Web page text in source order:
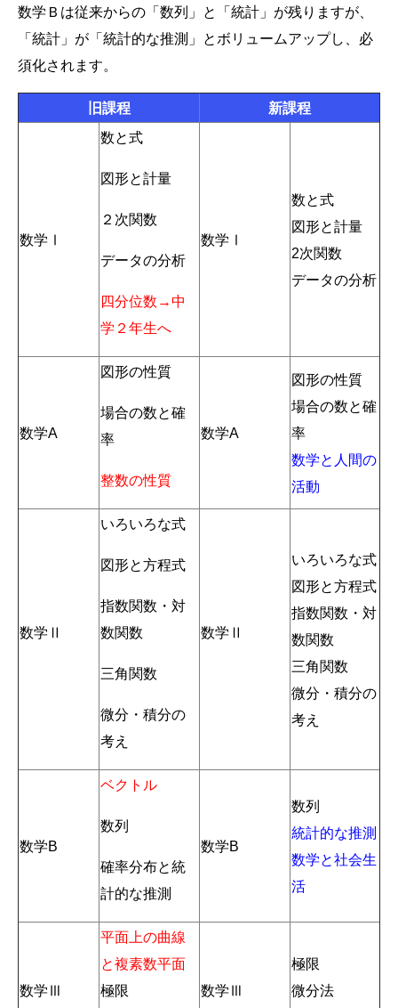
数学Ｂは従来からの「数列」と「統計」が残りますが、
「統計」が「統計的な推測」とボリュームアップし、必
須化されます。
旧課程 新課程
数学Ⅰ
数と式
図形と計量
２次関数
データの分析
四分位数→中
学２年生へ
数学Ⅰ
数と式
図形と計量
2次関数
データの分析
数学A
図形の性質
場合の数と確
率
整数の性質
数学A
図形の性質
場合の数と確
率
数学と人間の
活動
数学Ⅱ
いろいろな式
図形と方程式
指数関数・対
数関数
三角関数
微分・積分の
考え
数学Ⅱ
いろいろな式
図形と方程式
指数関数・対
数関数
三角関数
微分・積分の
考え
数学B
ベクトル
数列
確率分布と統
計的な推測
数学B
数列
統計的な推測
数学と社会生
活
数学Ⅲ
平面上の曲線
と複素数平面
極限
数学Ⅲ
極限
微分法